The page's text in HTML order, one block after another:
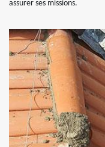
assurer ses missions.